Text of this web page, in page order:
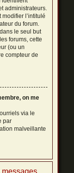
administrateurs.
l’intitulé
du forum.
le seul but
forums, cette
(ou un
compteur de
on me
via le
par
malveillante
messages